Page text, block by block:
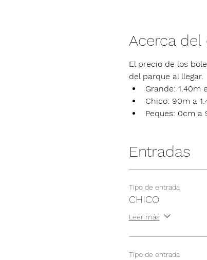
Acerca del
El precio de los
del parque al llegar.
Grande: 1.40m
Chico: 90m a
Peques: 0cm a
Entradas
Tipo de entrada
CHICO
Leer más
Tipo de entrada